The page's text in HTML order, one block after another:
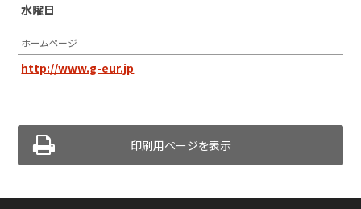
水曜日
ホームページ
http://www.g-eur.jp
印刷用ページを表示